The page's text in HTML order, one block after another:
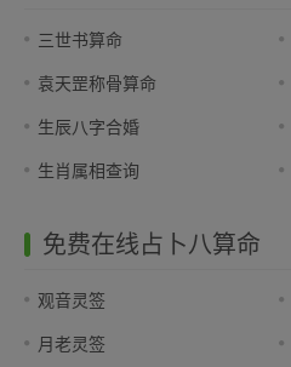
三世书算命
袁天罡称骨算命
生辰八字合婚
生肖属相查询
免费在线占卜八算命
观音灵签
月老灵签